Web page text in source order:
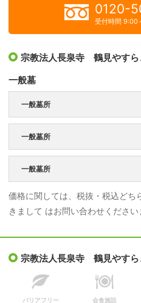
0120-
受付時間 9:00
宗教法人長泉寺 鶴見やすら
一般墓
一般墓所
区画面積：
2.54㎡
墓石・工事代：
一般墓所
区画面積：
3.42㎡
墓石・工事代：
980,000円〜
一般墓所
区画面積：
4.4㎡
年間管理料：
価格に関しては、税抜・税込どち
きまして はお問い合わせください
宗教法人長泉寺 鶴見やすら
バリアフリー 会食施設